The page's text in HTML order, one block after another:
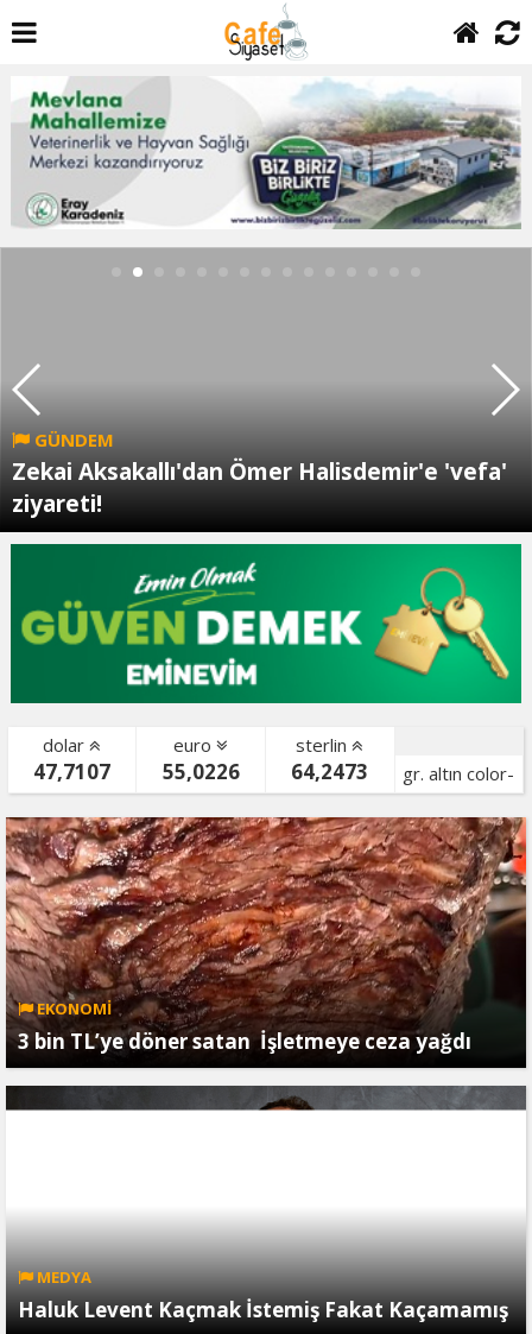
GÜNDEM
Zekai Aksakallı'dan Ömer Halisdemir'e 'vefa'
ziyareti!
dolar
47,7107
euro
55,0226
sterlin
64,2473
gr. altın color-
bist color-
EKONOMİ
3 bin TL’ye döner satan İşletmeye ceza yağdı
MEDYA
Haluk Levent Kaçmak İstemiş Fakat Kaçamamış